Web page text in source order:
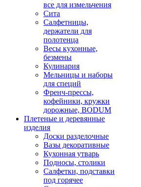
все для измельчения
Сита
Салфетницы,
держатели для
полотенца
Весы кухонные,
безмены
Кулинария
Мельницы и наборы
для специй
Френч-прессы,
кофейники, кружки
дорожные, BODUM
Плетеные и деревянные
изделия
Доски разделочные
Вазы декоративные
Кухонная утварь
Подносы, столики
Салфетки, подставки
под горячее